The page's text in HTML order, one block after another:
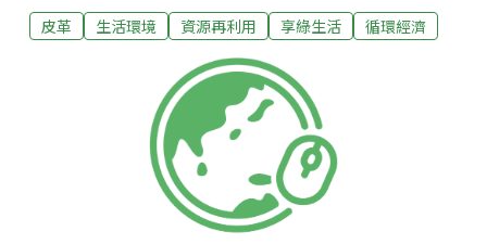
的單元體，每一片有著不盡相同的紋路與顏色。更棒的
枕、大至地毯，都可以用用類似的方法製作。不過，這
真的是一個需要耐心和細心的工作。但成果，卻非常迷
人。粉絲頭想，這些皮革原來的爸爸媽媽，應該也會很
驚訝他們的小孩變得這麼漂亮吧！設計師Beller使皮革廢
料重獲新生。圖片來源：Beller
皮革 生活環境 資源再利用 享綠生活 循環經濟